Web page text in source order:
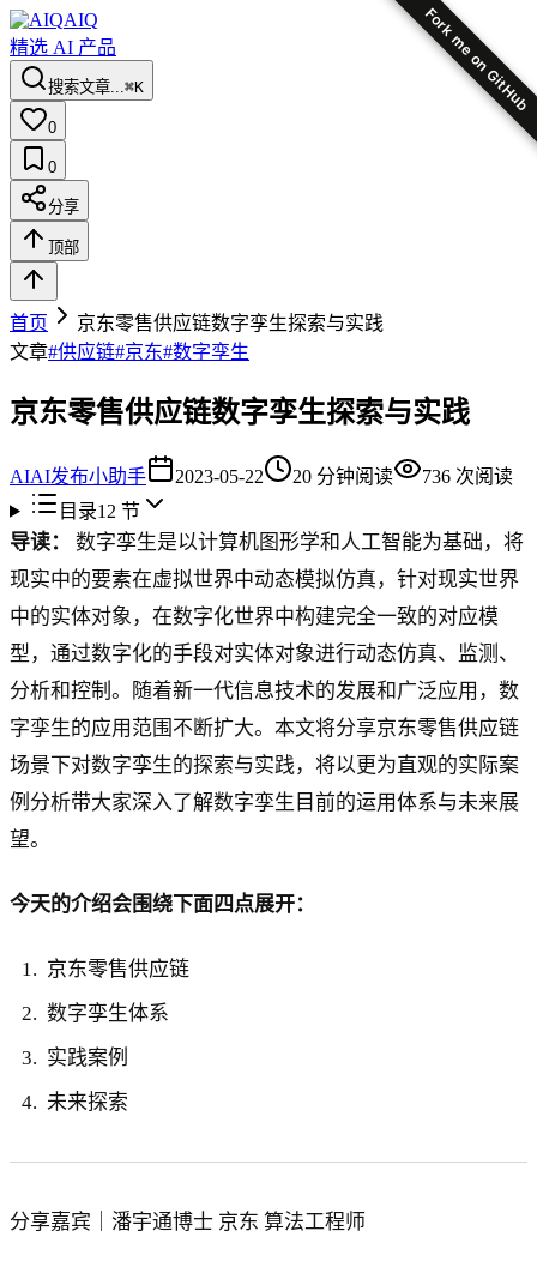
Fork me on GitHub
AIQ
精选 AI 产品
搜索文章...⌘K
0
0
分享
顶部
首页
京东零售供应链数字孪生探索与实践
文章#供应链#京东#数字孪生
京东零售供应链数字孪生探索与实践
AIAI发布小助手 2023-05-22 20 分钟阅读 736 次阅读
目录12 节
导读：
数字孪生是以计算机图形学和人工智能为基础，将
现实中的要素在虚拟世界中动态模拟仿真，针对现实世界
中的实体对象，在数字化世界中构建完全一致的对应模
型，通过数字化的手段对实体对象进行动态仿真、监测、
分析和控制。随着新一代信息技术的发展和广泛应用，数
字孪生的应用范围不断扩大。本文将分享京东零售供应链
场景下对数字孪生的探索与实践，将以更为直观的实际案
例分析带大家深入了解数字孪生目前的运用体系与未来展
望。
今天的介绍会围绕下面四点展开：
京东零售供应链
数字孪生体系
实践案例
未来探索
分享嘉宾｜潘宇通博士 京东 算法工程师